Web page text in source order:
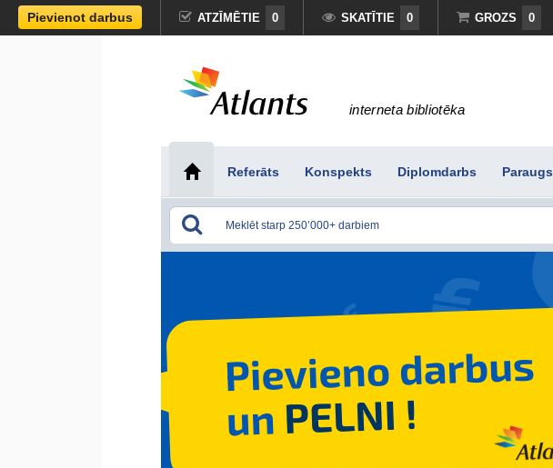
Pievienot darbus ATZĪMĒTIE 0 SKATĪTIE 0 GROZS 0
interneta bibliotēka
Referāts Konspekts Diplomdarbs Paraugs